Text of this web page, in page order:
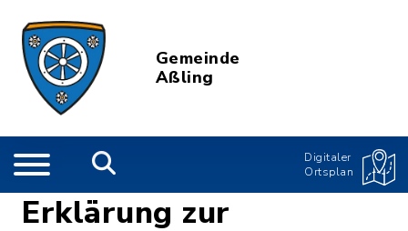
Gemeinde
Aßling
Digitaler
Ortsplan
Erklärung zur